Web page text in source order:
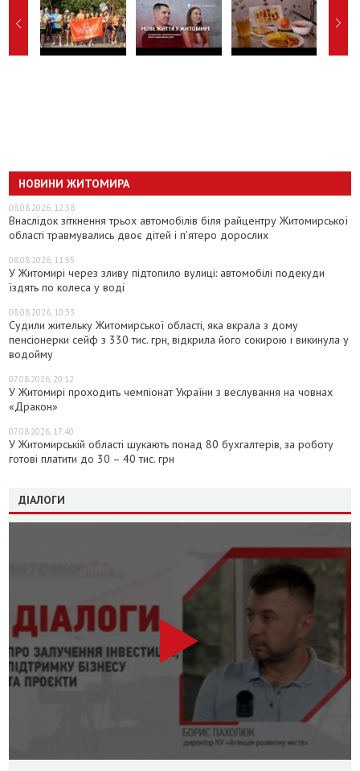
НОВИНИ ЖИТОМИРА
08.08.2026, 12:38
Внаслідок зіткнення трьох автомобілів біля райцентру Житомирської
області травмувались двоє дітей і пʼятеро дорослих
08.08.2026, 11:55
У Житомирі через зливу підтопило вулиці: автомобілі подекуди
їздять по колеса у воді
08.08.2026, 10:33
Судили жительку Житомирської області, яка вкрала з дому
пенсіонерки сейф з 330 тис. грн, відкрила його сокирою і викинула у
водойму
07.08.2026, 20:12
У Житомирі проходить чемпіонат України з веслування на човнах
«Дракон»
07.08.2026, 17:40
У Житомирській області шукають понад 80 бухгалтерів, за роботу
готові платити до 30 – 40 тис. грн
ДІАЛОГИ